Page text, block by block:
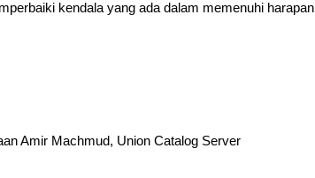
kendala yang ada dalam memenuhi harapan
Amir Machmud, Union Catalog Server